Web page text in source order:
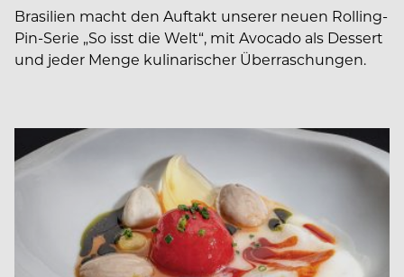
Brasilien macht den Auftakt unserer neuen Rolling-
Pin-Serie „So isst die Welt“, mit Avocado als Dessert
und jeder Menge kulinarischer Überraschungen.